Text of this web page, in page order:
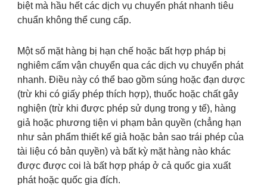
biệt mà hầu hết các dịch vụ chuyển phát nhanh tiêu
chuẩn không thể cung cấp.
Một số mặt hàng bị hạn chế hoặc bất hợp pháp bị
nghiêm cấm vận chuyển qua các dịch vụ chuyển phát
nhanh. Điều này có thể bao gồm súng hoặc đạn dược
(trừ khi có giấy phép thích hợp), thuốc hoặc chất gây
nghiện (trừ khi được phép sử dụng trong y tế), hàng
giả hoặc phương tiện vi phạm bản quyền (chẳng hạn
như sản phẩm thiết kế giả hoặc bản sao trái phép của
tài liệu có bản quyền) và bất kỳ mặt hàng nào khác
được được coi là bất hợp pháp ở cả quốc gia xuất
phát hoặc quốc gia đích.